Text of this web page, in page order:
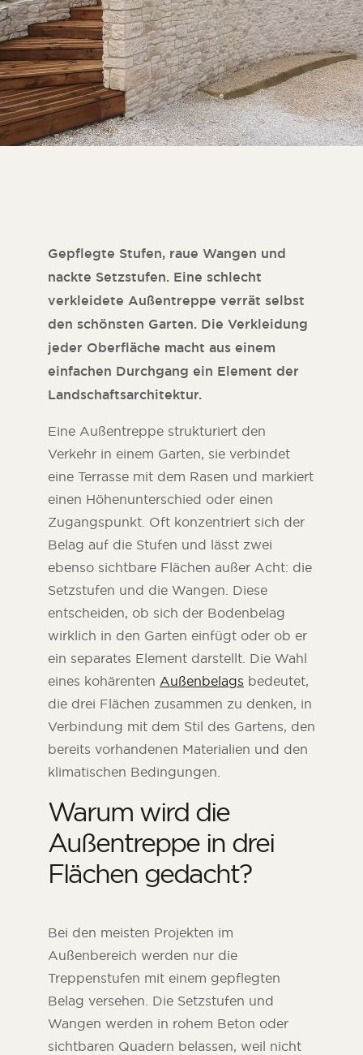
Gepflegte Stufen, raue Wangen und
nackte Setzstufen. Eine schlecht
verkleidete Außentreppe verrät selbst
den schönsten Garten. Die Verkleidung
jeder Oberfläche macht aus einem
einfachen Durchgang ein Element der
Landschaftsarchitektur.
Eine Außentreppe strukturiert den
Verkehr in einem Garten, sie verbindet
eine Terrasse mit dem Rasen und markiert
einen Höhenunterschied oder einen
Zugangspunkt. Oft konzentriert sich der
Belag auf die Stufen und lässt zwei
ebenso sichtbare Flächen außer Acht: die
Setzstufen und die Wangen. Diese
entscheiden, ob sich der Bodenbelag
wirklich in den Garten einfügt oder ob er
ein separates Element darstellt. Die Wahl
eines kohärenten Außenbelags bedeutet,
die drei Flächen zusammen zu denken, in
Verbindung mit dem Stil des Gartens, den
bereits vorhandenen Materialien und den
klimatischen Bedingungen.
Warum wird die
Außentreppe in drei
Flächen gedacht?
Bei den meisten Projekten im
Außenbereich werden nur die
Treppenstufen mit einem gepflegten
Belag versehen. Die Setzstufen und
Wangen werden in rohem Beton oder
sichtbaren Quadern belassen, weil nicht